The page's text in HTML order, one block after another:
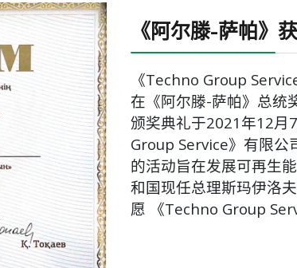
《阿尔滕-萨帕》
《Techno Group
在《阿尔滕-萨帕》总统
颁奖典礼于2021年12月
Group Service》有限公
的活动旨在发展可再生
和国现任总理斯玛伊洛
愿 《Techno Group